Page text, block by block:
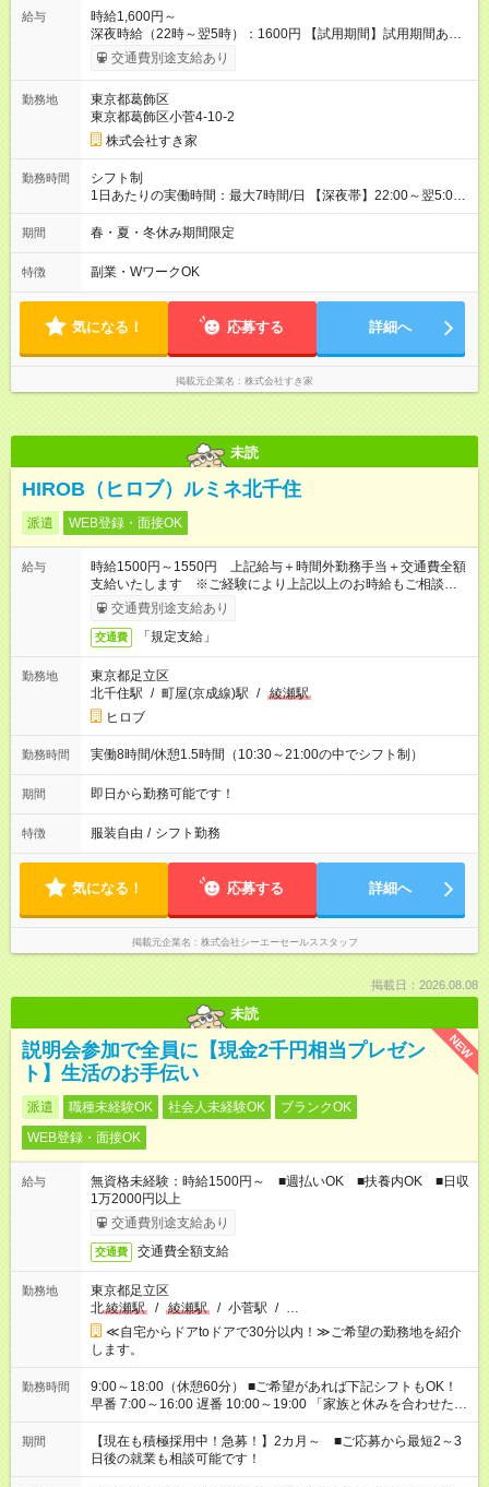
給与
時給1,600円～
深夜時給（22時～翌5時）：1600円 【試用期間】試用期間あり
試用期間の長さ：1ヶ月 雇用形態、給与は本採用時と同じです。
試用期間の実態は30日（※条件変更なし）ですが、切り上げで
同時給）
交通費別途支給あり
勤務地
東京都葛飾区
東京都葛飾区小菅4-10-2
株式会社すき家
勤務時間
シフト制
1日あたりの実働時間：最大7時間/日 【深夜帯】22:00～翌5:00
週2日～・1日2h～OK◎ ※22:00から翌5:00までは18歳以上の方
のみ勤務可能です（18歳未満の深夜業務禁止のため） ★深夜で
す。 必ず、2名以上での勤務を行いますので、安心して働けま
す。
期間 春・夏・冬休み期間限定
特徴 副業・WワークOK
気になる！ 応募する 詳細へ
掲載元企業名 株式会社すき家
未読
HIROB（ヒロブ）ルミネ北千住
派遣 WEB登録・面接OK
給与
時給1500円～1550円 上記給与＋時間外勤務手当＋交通費全額
支給いたします ※ご経験により上記以上のお時給もご相談させ
ていただきます ※時間外手当はお時給の1.25倍です！
交通費別途支給あり
交通費 「規定支給」
勤務地
東京都足立区
北千住駅 / 町屋(京成線)駅 / 綾瀬駅
ヒロブ
勤務時間 実働8時間/休憩1.5時間（10:30～21:00の中でシフト制）
期間 即日から勤務可能です！
特徴 服装自由 / シフト勤務
気になる！ 応募する 詳細へ
掲載元企業名 株式会社シーエーセールススタッフ
掲載日：2026.08.08
未読
NEW
説明会参加で全員に【現金2千円相当プレゼン
ト】生活のお手伝い
派遣 職種未経験OK 社会人未経験OK
ブランクOK
WEB登録・面接OK
給与
無資格未経験：時給1500円～ ■週払いOK ■扶養内OK ■日収
1万2000円以上
交通費別途支給あり
交通費 交通費全額支給
勤務地
東京都足立区
北綾瀬駅 / 綾瀬駅 / 小菅駅 / …
≪自宅からドアtoドアで30分以内！≫ご希望の勤務地を紹介
します。
勤務時間
9:00～18:00（休憩60分） ■ご希望があれば下記シフトもOK！
早番 7:00～16:00 遅番 10:00～19:00 「家族と休みを合わせた
い」 「余裕を持って夕飯の準備がしたい」 「できれば残業はし
たくない」 など、ご希望を教えてくださいね。 ※Wワーク希望
の方へ 今ご覧のお仕事で希望する勤務時間と、もう1つのお仕事
の勤務時間。 合計で週40時間を超える場合は応募できません。
期間
【現在も積極採用中！急募！】2カ月～ ■ご応募から最短2～3
日後の就業も相談可能です！